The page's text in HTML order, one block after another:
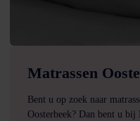
Matrassen
Bent u op zoek naar
Oosterbeek? Dan bent u